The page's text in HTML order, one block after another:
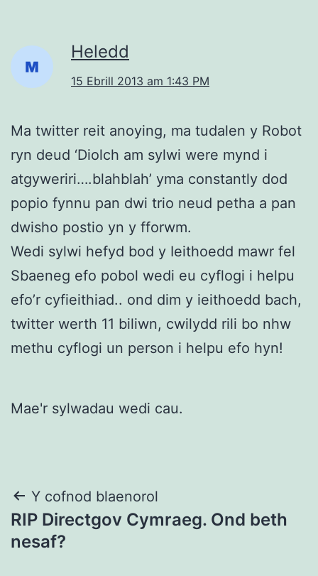
Heledd
15 Ebrill 2013 am 1:43 PM
Ma twitter reit anoying, ma tudalen y Robot
ryn deud ‘Diolch am sylwi were mynd i
atgyweriri….blahblah’ yma constantly dod
popio fynnu pan dwi trio neud petha a pan
dwisho postio yn y fforwm.
Wedi sylwi hefyd bod y Ieithoedd mawr fel
Sbaeneg efo pobol wedi eu cyflogi i helpu
efo’r cyfieithiad.. ond dim y ieithoedd bach,
twitter werth 11 biliwn, cwilydd rili bo nhw
methu cyflogi un person i helpu efo hyn!
Mae'r sylwadau wedi cau.
Llywio
cofnod
Y cofnod blaenorol
RIP Directgov Cymraeg. Ond beth
nesaf?